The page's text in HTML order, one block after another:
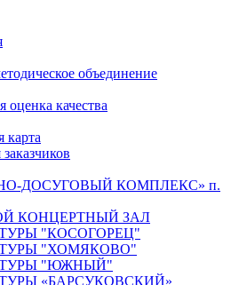
объединение
оценка качества
карта
ДОСУГОВЫЙ КОМПЛЕКС» п.
КОНЦЕРТНЫЙ ЗАЛ
"КОСОГОРЕЦ"
"ХОМЯКОВО"
"ЮЖНЫЙ"
«БАРСУКОВСКИЙ»